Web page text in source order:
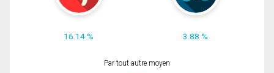
16.14 % 3.88 %
Par tout autre moyen